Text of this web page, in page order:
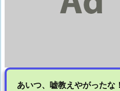
あいつ、嘘教えやがったな